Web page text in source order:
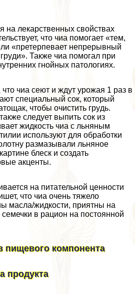
на лекарственных свойствах
что чиа помогает «тем,
«претерпевает непрерывный
Также чиа помогал при
гнойных патологиях.
чиа сеют и ждут урожая 1 раз в
специальный сок, который
чтобы очистить гpyдь.
следует выпить сок из
жидкость чиа с льняным
используют для обработки
размазывали льняное
блеск и создать
акценты.
на питательной ценности
что чиа очень тяжело
масла/жидкости, приятны на
семечки в рацион на постоянной
пищевого компонента
продукта